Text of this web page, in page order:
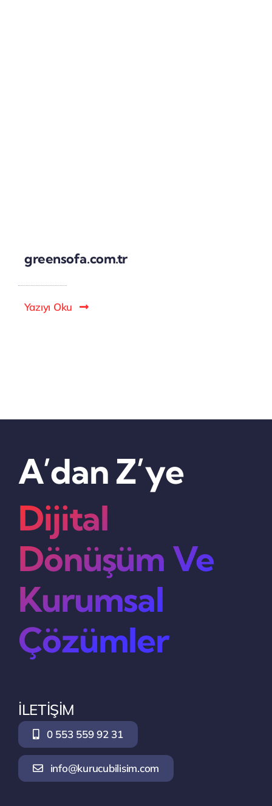
greensofa.com.tr
Yazıyı Oku
A’dan Z’ye
Dijital
Dönüşüm Ve
Kurumsal
Çözümler
İLETİŞİM
0 553 559 92 31
info@kurucubilisim.com